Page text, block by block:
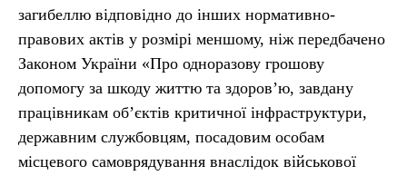
загибеллю відповідно до інших нормативно-
правових актів у розмірі меншому, ніж передбачено
Законом України «Про одноразову грошову
допомогу за шкоду життю та здоров’ю, завдану
працівникам об’єктів критичної інфраструктури,
державним службовцям, посадовим особам
місцевого самоврядування внаслідок військової